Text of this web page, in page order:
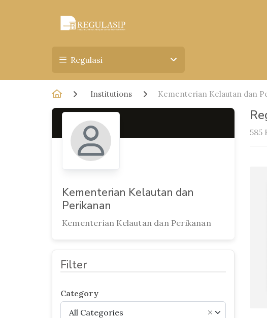
Regulasi
Institutions Kementerian Kelautan dan
Kementerian Kelautan dan
Perikanan
Kementerian Kelautan dan Perikanan
Filter
Category
All Categories
585